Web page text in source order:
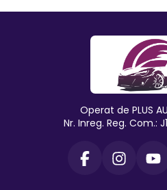
Operat de PLUS
Nr. Inreg. Reg. Com.: